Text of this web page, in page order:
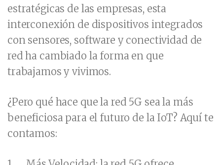
estratégicas de las empresas, esta
interconexión de dispositivos integrados
con sensores, software y conectividad de
red ha cambiado la forma en que
trabajamos y vivimos.
¿Pero qué hace que la red 5G sea la más
beneficiosa para el futuro de la IoT? Aquí te
contamos: